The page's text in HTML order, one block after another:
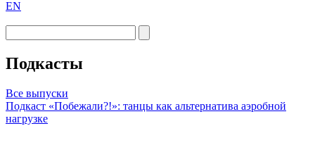
the
division
agent
watch
replica
showcases
substantial
areas.
EN
Подкасты
Все выпуски
Подкаст «Побежали?!»: танцы как альтернатива аэробной
нагрузке